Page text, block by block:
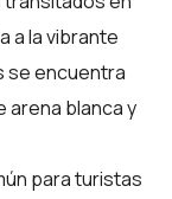
a la vibrante
se encuentra
arena blanca y
para turistas